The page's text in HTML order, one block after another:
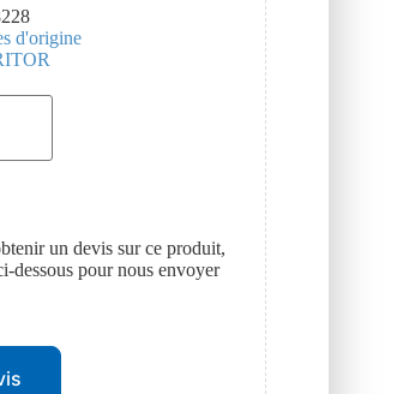
d'origine
un devis sur ce produit,
dessous pour nous envoyer